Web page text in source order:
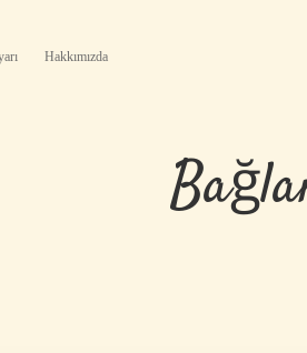
Hakkımızda